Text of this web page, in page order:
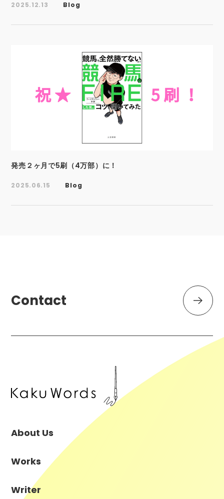
2025.12.13 Blog
発売２ヶ月で5刷（4万部）に！
2025.06.15 Blog
Contact
About Us
Works
Writer